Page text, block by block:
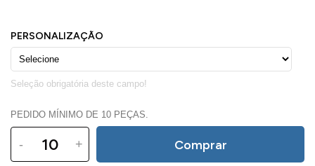
PEDIDO MÍNIMO DE 10 PEÇAS.
- + Comprar